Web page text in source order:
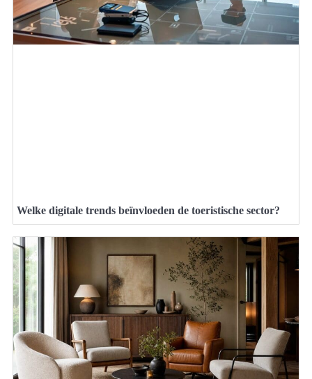
Welke digitale trends beïnvloeden de toeristische sector?